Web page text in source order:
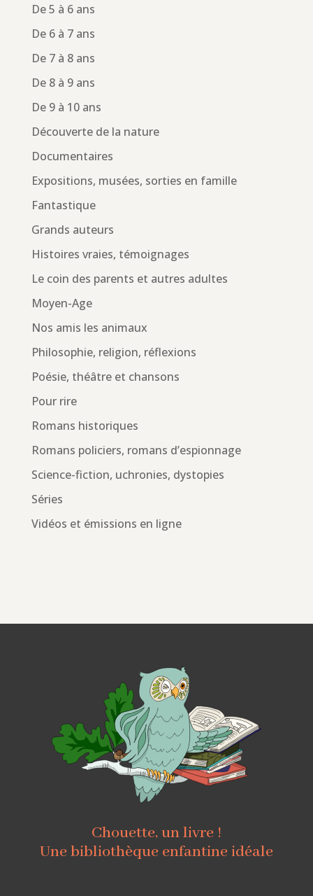
De 5 à 6 ans
De 6 à 7 ans
De 7 à 8 ans
De 8 à 9 ans
De 9 à 10 ans
Découverte de la nature
Documentaires
Expositions, musées, sorties en famille
Fantastique
Grands auteurs
Histoires vraies, témoignages
Le coin des parents et autres adultes
Moyen-Age
Nos amis les animaux
Philosophie, religion, réflexions
Poésie, théâtre et chansons
Pour rire
Romans historiques
Romans policiers, romans d’espionnage
Science-fiction, uchronies, dystopies
Séries
Vidéos et émissions en ligne
Chouette, un livre !
Une bibliothèque enfantine idéale